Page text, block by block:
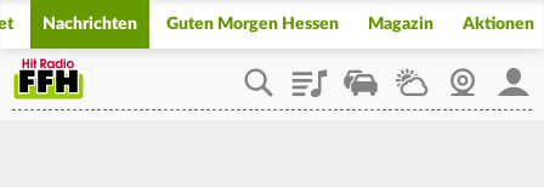
Nachrichten Guten Morgen Hessen Magazin Aktionen
PlaylistStaupilotWetterWebcam